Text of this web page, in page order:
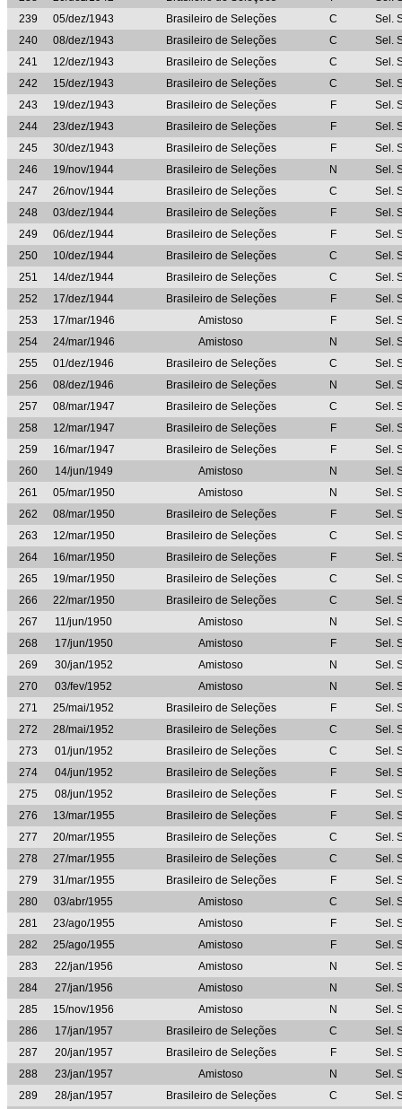
239
05/dez/1943 Brasileiro de Seleções C
Sel.
240
08/dez/1943 Brasileiro de Seleções C
Sel.
241
12/dez/1943 Brasileiro de Seleções C
Sel.
242
15/dez/1943 Brasileiro de Seleções C
Sel.
243
19/dez/1943 Brasileiro de Seleções F
Sel.
244
23/dez/1943 Brasileiro de Seleções F
Sel.
245
30/dez/1943 Brasileiro de Seleções F
Sel.
246
19/nov/1944 Brasileiro de Seleções N
Sel.
247
26/nov/1944 Brasileiro de Seleções C
Sel.
248
03/dez/1944 Brasileiro de Seleções F
Sel.
249
06/dez/1944 Brasileiro de Seleções F
Sel.
250
10/dez/1944 Brasileiro de Seleções C
Sel.
251
14/dez/1944 Brasileiro de Seleções C
Sel.
252
17/dez/1944 Brasileiro de Seleções F
Sel.
253
17/mar/1946 Amistoso F
Sel.
254
24/mar/1946 Amistoso N
Sel.
255
01/dez/1946 Brasileiro de Seleções C
Sel.
256
08/dez/1946 Brasileiro de Seleções N
Sel.
257
08/mar/1947 Brasileiro de Seleções C
Sel.
258
12/mar/1947 Brasileiro de Seleções F
Sel.
259
16/mar/1947 Brasileiro de Seleções F
Sel.
260
14/jun/1949 Amistoso N
Sel.
261
05/mar/1950 Amistoso N
Sel.
262
08/mar/1950 Brasileiro de Seleções F
Sel.
263
12/mar/1950 Brasileiro de Seleções C
Sel.
264
16/mar/1950 Brasileiro de Seleções F
Sel.
265
19/mar/1950 Brasileiro de Seleções C
Sel.
266
22/mar/1950 Brasileiro de Seleções C
Sel.
267
11/jun/1950 Amistoso N
Sel.
268
17/jun/1950 Amistoso F
Sel.
269
30/jan/1952 Amistoso N
Sel.
270
03/fev/1952 Amistoso N
Sel.
271
25/mai/1952 Brasileiro de Seleções F
Sel.
272
28/mai/1952 Brasileiro de Seleções C
Sel.
273
01/jun/1952 Brasileiro de Seleções C
Sel.
274
04/jun/1952 Brasileiro de Seleções F
Sel.
275
08/jun/1952 Brasileiro de Seleções F
Sel.
276
13/mar/1955 Brasileiro de Seleções F
Sel.
277
20/mar/1955 Brasileiro de Seleções C
Sel.
278
27/mar/1955 Brasileiro de Seleções C
Sel.
279
31/mar/1955 Brasileiro de Seleções F
Sel.
280
03/abr/1955 Amistoso C
Sel.
281
23/ago/1955 Amistoso F
Sel.
282
25/ago/1955 Amistoso F
Sel.
283
22/jan/1956 Amistoso N
Sel.
284
27/jan/1956 Amistoso N
Sel.
285
15/nov/1956 Amistoso N
Sel.
286
17/jan/1957 Brasileiro de Seleções C
Sel.
287
20/jan/1957 Brasileiro de Seleções F
Sel.
288
23/jan/1957 Amistoso N
Sel.
289
28/jan/1957 Brasileiro de Seleções C Sel.